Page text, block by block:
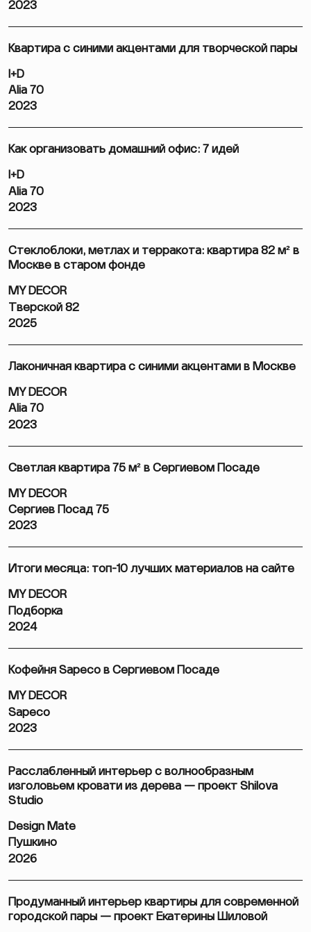
2023
Квартира с синими акцентами для творческой пары
I+D
Alia 70
2023
Как организовать домашний офис: 7 идей
I+D
Alia 70
2023
Стеклоблоки, метлах и терракота: квартира 82 м² в
Москве в старом фонде
MY DECOR
Тверской 82
2025
Лаконичная квартира с синими акцентами в Москве
MY DECOR
Alia 70
2023
Светлая квартира 75 м² в Сергиевом Посаде
MY DECOR
Сергиев Посад 75
2023
Итоги месяца: топ-10 лучших материалов на сайте
MY DECOR
Подборка
2024
Кофейня Sapeco в Сергиевом Посаде
MY DECOR
Sapeco
2023
Расслабленный интерьер с волнообразным
изголовьем кровати из дерева — проект Shilova
Studio
Design Mate
Пушкино
2026
Продуманный интерьер квартиры для современной
городской пары — проект Екатерины Шиловой